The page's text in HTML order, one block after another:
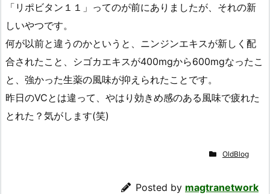
「リポビタン１１」ってのが前にありましたが、それの新
しいやつです。
何が以前と違うのかというと、ニンジンエキスが新しく配
合されたこと、シゴカエキスが400mgから600mgなったこ
と、強かった生薬の風味が抑えられたことです。
昨日のVCとは違って、やはり効きめ感のある風味で疲れた
とれた？気がします(笑)
OldBlog
Posted by magtranetwork